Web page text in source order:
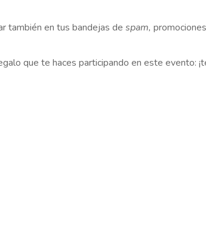
también en tus bandejas de spam,
que te haces participando en este evento: